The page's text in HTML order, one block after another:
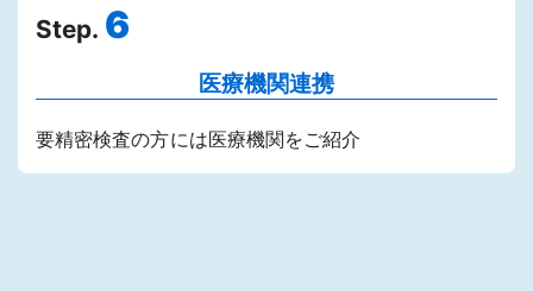
Step. 6
医療機関連携
要精密検査の方には医療機関をご紹介